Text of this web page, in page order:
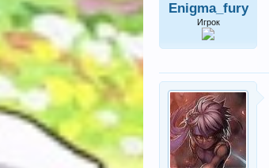
Enigma_fury
Игрок